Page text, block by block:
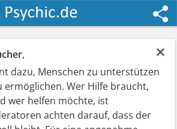
×
,
dazu, Menschen zu unterstützen
ermöglichen. Wer Hilfe braucht,
wer helfen möchte, ist
achten darauf, dass der